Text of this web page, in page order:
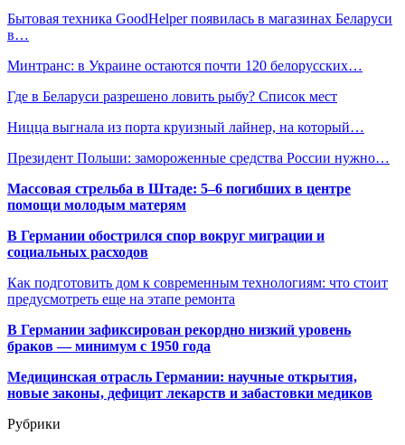
Бытовая техника GoodHelper появилась в магазинах Беларуси
в…
Минтранс: в Украине остаются почти 120 белорусских…
Где в Беларуси разрешено ловить рыбу? Список мест
Ницца выгнала из порта круизный лайнер, на который…
Президент Польши: замороженные средства России нужно…
Массовая стрельба в Штаде: 5–6 погибших в центре
помощи молодым матерям
В Германии обострился спор вокруг миграции и
социальных расходов
Как подготовить дом к современным технологиям: что стоит
предусмотреть еще на этапе ремонта
В Германии зафиксирован рекордно низкий уровень
браков — минимум с 1950 года
Медицинская отрасль Германии: научные открытия,
новые законы, дефицит лекарств и забастовки медиков
Рубрики